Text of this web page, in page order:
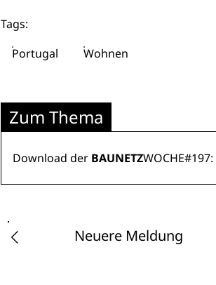
Tags:
Portugal
Wohnen
Zum Thema
Download der BAUNETZWOCHE#197:
Neuere Meldung